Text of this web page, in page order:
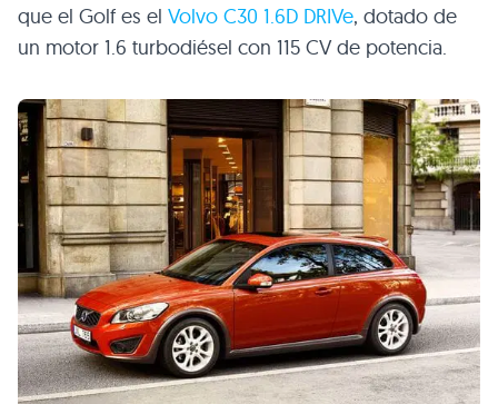
que el Golf es el Volvo C30 1.6D DRIVe, dotado de
un motor 1.6 turbodiésel con 115 CV de potencia.